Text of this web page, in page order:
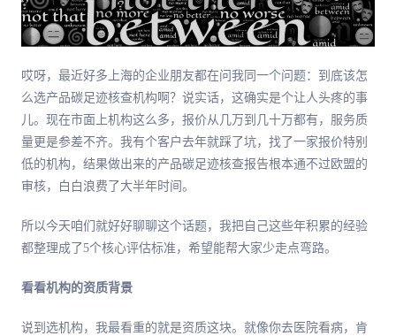
哎呀，最近好多上海的企业朋友都在问我同一个问题：到底该怎
么选产品碳足迹核查机构啊？说实话，这确实是个让人头疼的事
儿。现在市面上机构这么多，报价从几万到几十万都有，服务质
量更是参差不齐。我有个客户去年就踩了坑，找了一家报价特别
低的机构，结果做出来的产品碳足迹核查报告根本通不过欧盟的
审核，白白浪费了大半年时间。
所以今天咱们就好好聊聊这个话题，我把自己这些年积累的经验
都整理成了5个核心评估标准，希望能帮大家少走点弯路。
看看机构的资质背景
说到选机构，我最看重的就是资质这块。就像你去医院看病，肯